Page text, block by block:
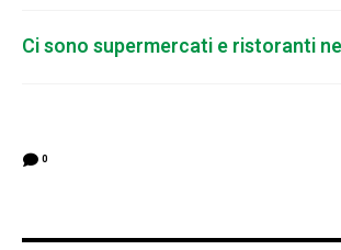
Ci sono supermercati e ristoranti
0